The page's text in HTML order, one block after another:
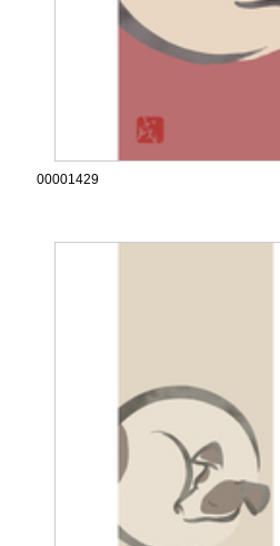
00001429